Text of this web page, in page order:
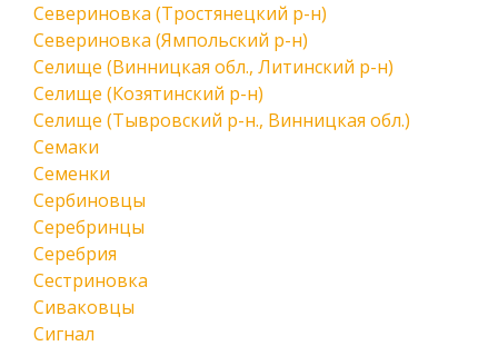
Севериновка (Тростянецкий р-н)
Севериновка (Ямпольский р-н)
Селище (Винницкая обл., Литинский р-н)
Селище (Козятинский р-н)
Селище (Тывровский р-н., Винницкая обл.)
Семаки
Семенки
Сербиновцы
Серебринцы
Серебрия
Сестриновка
Сиваковцы
Сигнал